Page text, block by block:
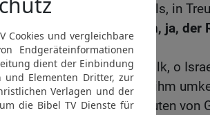
HERRN, den Heiligen Israels, in
Ein Rest wird umkehren, ja,
Helden.
22 Denn wäre auch dein Volk, o
soll doch nur ein Rest von ihm
beschlossen und bringt Fluten von